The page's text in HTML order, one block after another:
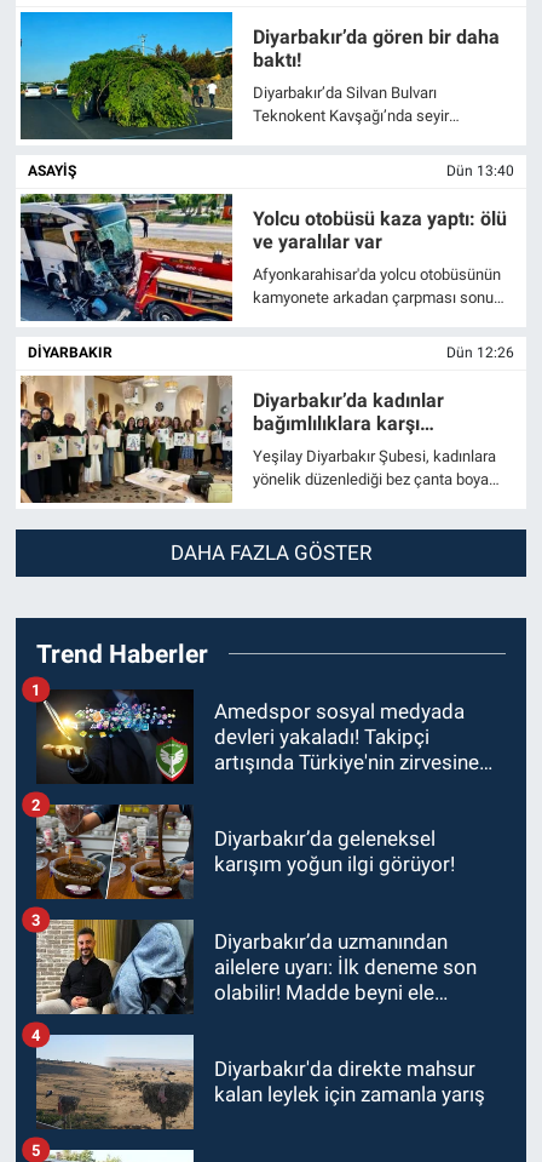
Diyarbakır’da gören bir daha
baktı!
Diyarbakır’da Silvan Bulvarı
Teknokent Kavşağı’nda seyir
kapasitesinin çok üzerinde yüklenen
ASAYİŞ Dün 13:40
Yolcu otobüsü kaza yaptı: ölü
ve yaralılar var
Afyonkarahisar'da yolcu otobüsünün
kamyonete arkadan çarpması sonucu
kamyonet sürücüsü olay yerinde
yaralandı.
DİYARBAKIR Dün 12:26
Diyarbakır’da kadınlar
bağımlılıklara karşı
farkındalık için çanta boyadı
Yeşilay Diyarbakır Şubesi, kadınlara
yönelik düzenlediği bez çanta boyama
araya getirdi.
DAHA FAZLA GÖSTER
Trend Haberler
Amedspor sosyal medyada
devleri yakaladı! Takipçi
artışında Türkiye'nin zirvesine
1
Diyarbakır’da geleneksel
karışım yoğun ilgi görüyor!
2
Diyarbakır’da uzmanından
ailelere uyarı: İlk deneme son
olabilir! Madde beyni ele
3
Diyarbakır'da direkte mahsur
kalan leylek için zamanla yarış
4
5